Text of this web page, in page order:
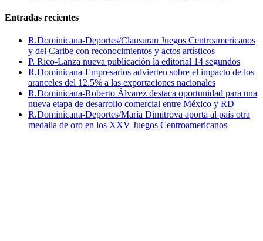
Entradas recientes
R.Dominicana-Deportes/Clausuran Juegos Centroamericanos
y del Caribe con reconocimientos y actos artísticos
P. Rico-Lanza nueva publicación la editorial 14 segundos
R.Dominicana-Empresarios advierten sobre el impacto de los
aranceles del 12.5% a las exportaciones nacionales
R.Dominicana-Roberto Álvarez destaca oportunidad para una
nueva etapa de desarrollo comercial entre México y RD
R.Dominicana-Deportes/María Dimitrova aporta al país otra
medalla de oro en los XXV Juegos Centroamericanos